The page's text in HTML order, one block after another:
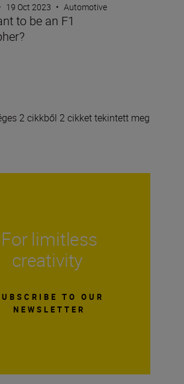
19 Oct 2023 • Automotive
to be an F1
2 cikkből 2 cikket tekintett meg
For limitless
creativity
TO OUR
NEWSLETTER